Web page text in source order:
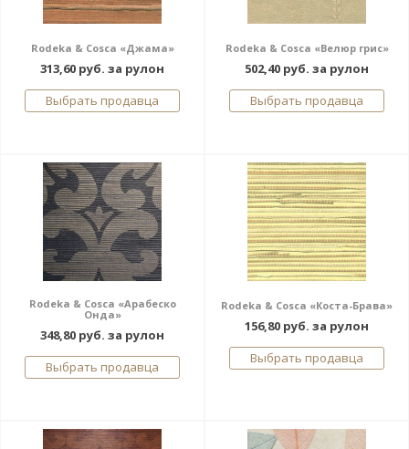
Rodeka & Cosca «Джама»
313,60 руб. за рулон
Выбрать продавца
Rodeka & Cosca «Велюр грис»
502,40 руб. за рулон
Выбрать продавца
Rodeka & Cosca «Арабеско
Онда»
348,80 руб. за рулон
Выбрать продавца
Rodeka & Cosca «Коста-Брава»
156,80 руб. за рулон
Выбрать продавца